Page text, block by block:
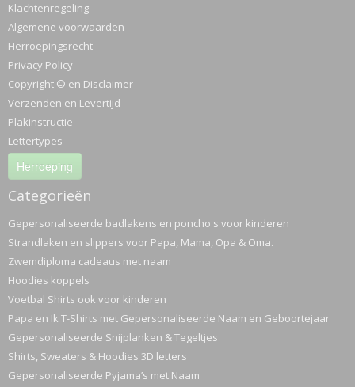
Klachtenregeling
Algemene voorwaarden
Herroepingsrecht
Privacy Policy
Copyright © en Disclaimer
Verzenden en Levertijd
Plakinstructie
Lettertypes
Herroeping
Categorieën
Gepersonaliseerde badlakens en poncho's voor kinderen
Strandlaken en slippers voor Papa, Mama, Opa & Oma.
Zwemdiploma cadeaus met naam
Hoodies koppels
Voetbal Shirts ook voor kinderen
Papa en Ik T-Shirts met Gepersonaliseerde Naam en Geboortejaar
Gepersonaliseerde Snijplanken & Tegeltjes
Shirts, Sweaters & Hoodies 3D letters
Gepersonaliseerde Pyjama’s met Naam